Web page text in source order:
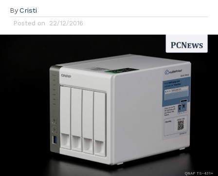
By Cristi
Posted on 22/12/2016
QNAP TS-431+